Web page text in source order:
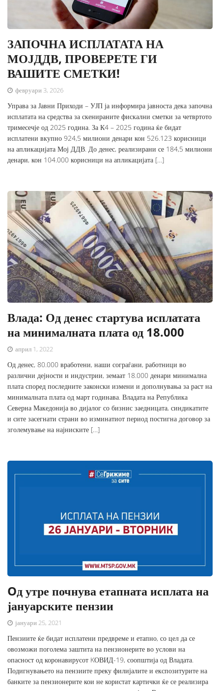
ЗАПОЧНА ИСПЛАТАТА НА
МОЈДДВ, ПРОВЕРЕТЕ ГИ
ВАШИТЕ СМЕТКИ!
февруари 3, 2026
Управа за Јавни Приходи – УЈП ја информира јавноста дека започна
исплатата на средства за скенираните фискални сметки за четвртото
тримесечје од 2025 година. За К4 – 2025 година ќе бидат
исплатени вкупно 924,5 милиони денари кон 526.123 корисници
на апликацијата Мој ДДВ. До денес, реализирани се 184,5 милиони
денари, кон 104.000 корисници на апликацијата […]
Влада: Од денес стартува исплатата
на минималната плата од 18.000
април 1, 2022
Од денес, 80.000 вработени, наши сограѓани, работници во
различни дејности и индустрии, земаат 18.000 денари минимална
плата според последните законски измени и дополнувања за раст на
минималната плата од март годинава. Владата на Република
Северна Македонија во дијалог со бизнис заедницата, синдикатите
и сите засегнати страни во изминатиот период постигна договор за
зголемување на најниските […]
Oд утре почнува етапната исплата на
јануарските пензии
јануари 25, 2021
Пензиите ќе бидат исплатени предвреме и етапно, со цел да се
овозможи поголема заштита на пензионерите во услови на
опасност од коронавирусот KОВИД-19, соопштија од Владата.
Подигнувањето на пензиите преку филијалите и експозитурите на
банките за пензионерите кои не користат картички ќе се реализира